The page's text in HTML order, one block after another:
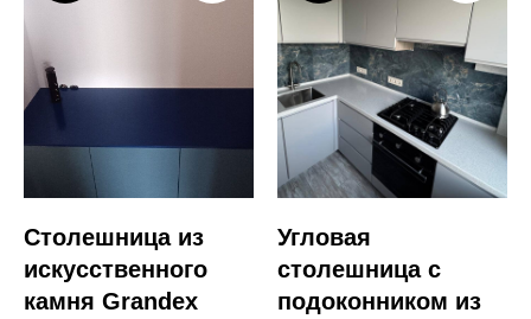
Столешница из
искусственного
камня Grandex
Угловая
столешница с
подоконником из